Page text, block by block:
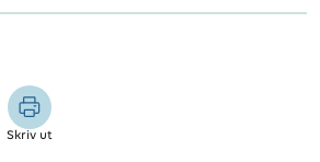
Skriv ut